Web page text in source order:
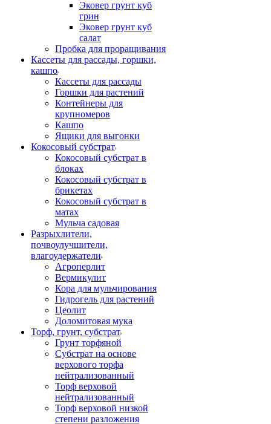
Эковер грунт куб
грин
Эковер грунт куб
салат
Пробка для проращивания
Кассеты для рассады, горшки,
кашпо
Кассеты для рассады
Горшки для растений
Контейнеры для
крупномеров
Кашпо
Ящики для выгонки
Кокосовый субстрат
Кокосовый субстрат в
блоках
Кокосовый субстрат в
брикетах
Кокосовый субстрат в
матах
Мульча садовая
Разрыхлители,
почвоулучшители,
влагоудержатели
Агроперлит
Вермикулит
Кора для мульчирования
Гидрогель для растений
Цеолит
Доломитовая мука
Торф, грунт, субстрат
Грунт торфяной
Субстрат на основе
верхового торфа
нейтрализованный
Торф верховой
нейтрализованный
Торф верховой низкой
степени разложения